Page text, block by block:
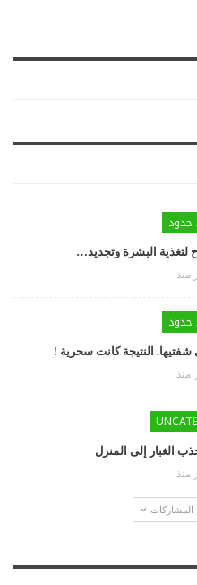
حدود
لتغذية البشرة وتجديد…
حدود
النتيجة كانت سحرية !
المشاركات